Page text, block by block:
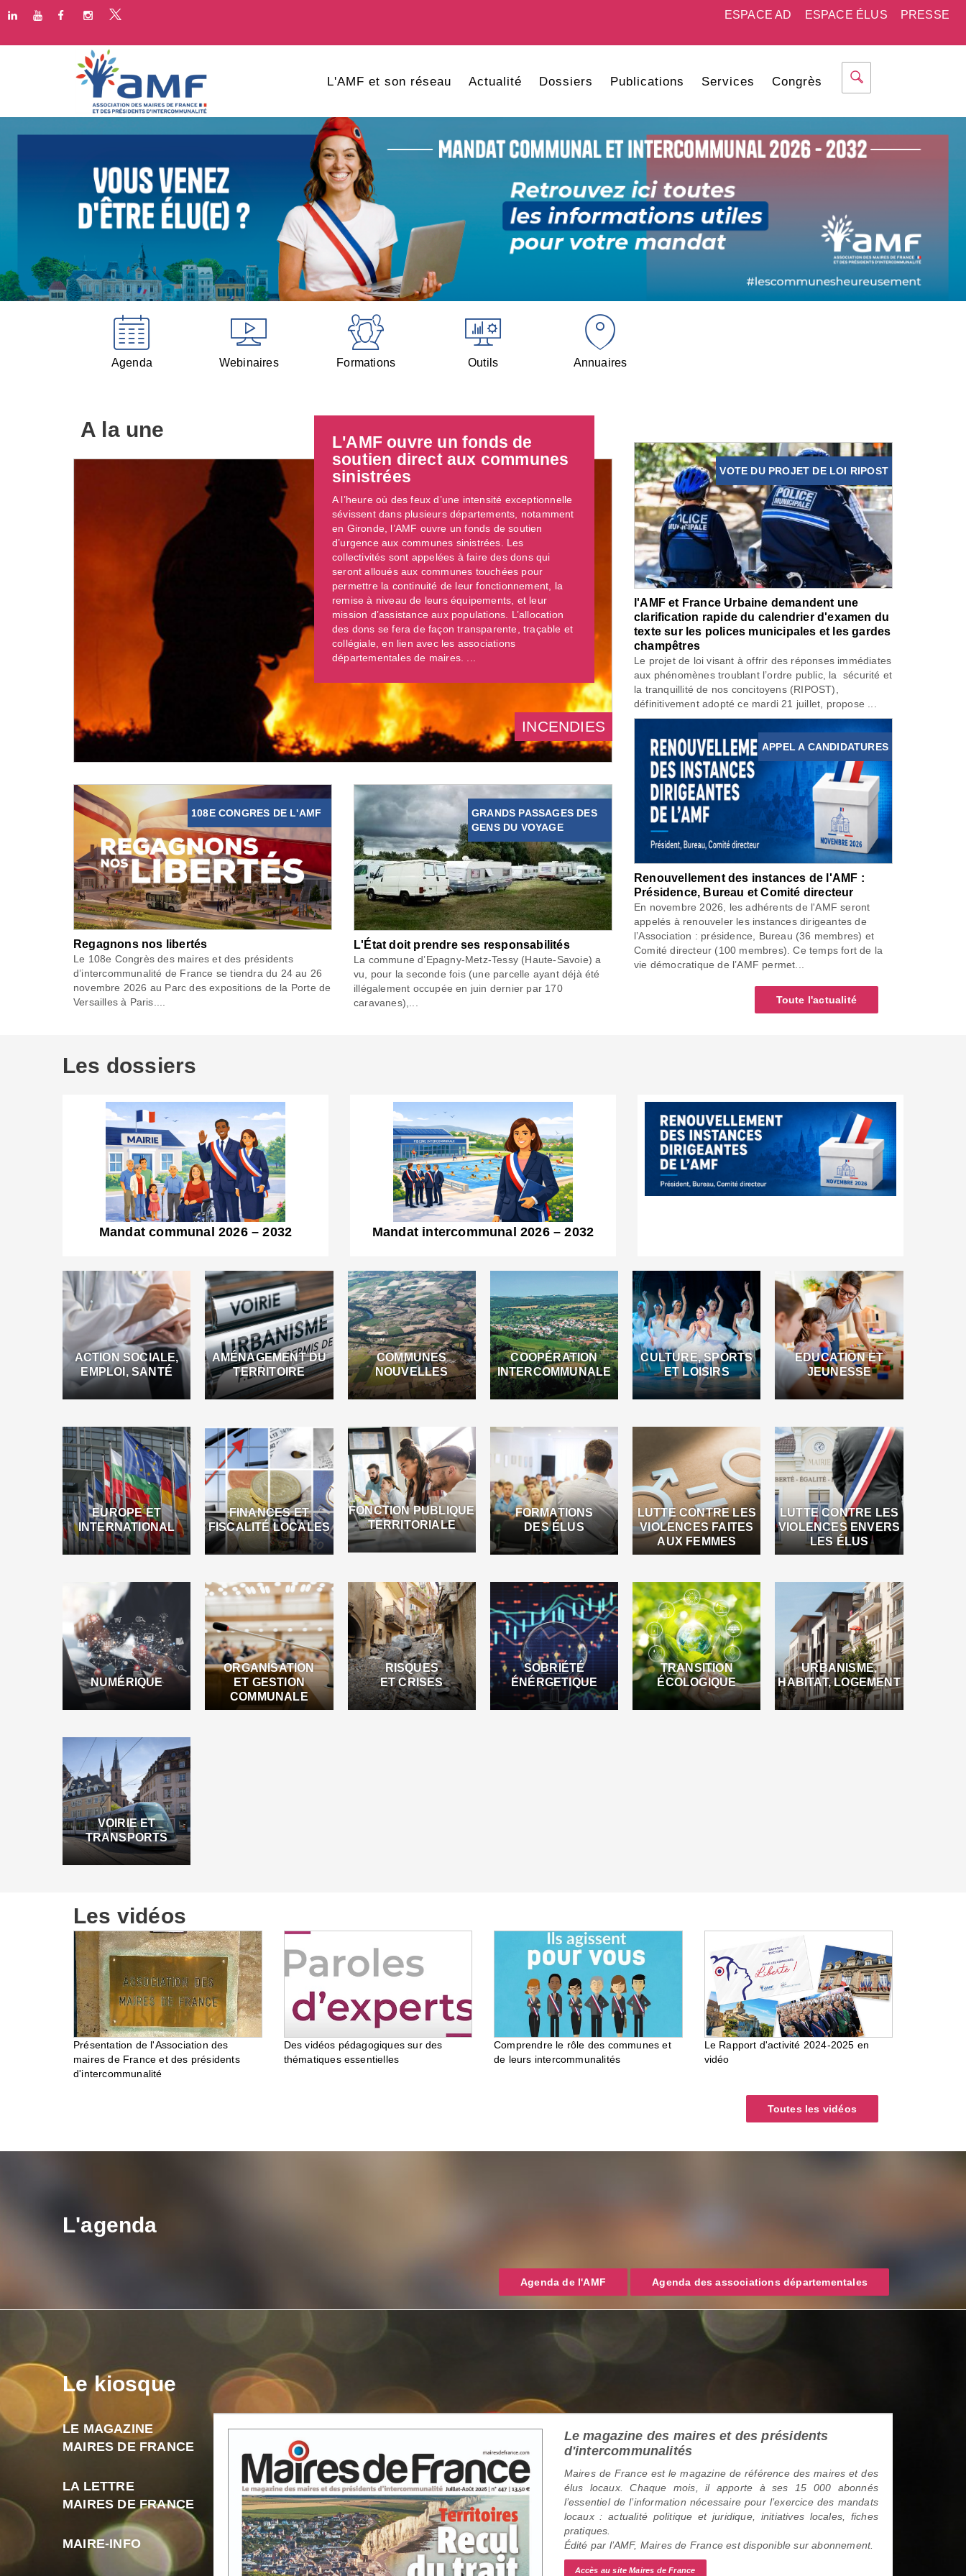
PRESSE
ESPACE ÉLUS
ESPACE AD
L'AMF et son réseau Actualité Dossiers Publications Services Congrès
Agenda Webinaires Formations Outils Annuaires
A la une
L'AMF ouvre un fonds de
soutien direct aux communes
sinistrées
A l’heure où des feux d’une intensité exceptionnelle
sévissent dans plusieurs départements, notamment
en Gironde, l’AMF ouvre un fonds de soutien
d’urgence aux communes sinistrées. Les
collectivités sont appelées à faire des dons qui
seront alloués aux communes touchées pour
permettre la continuité de leur fonctionnement, la
remise à niveau de leurs équipements, et leur
mission d’assistance aux populations. L’allocation
des dons se fera de façon transparente, traçable et
collégiale, en lien avec les associations
départementales de maires. ...
INCENDIES
108E CONGRES DE L'AMF
Regagnons nos libertés
Le 108e Congrès des maires et des présidents
d’intercommunalité de France se tiendra du 24 au 26
novembre 2026 au Parc des expositions de la Porte de
Versailles à Paris....
GRANDS PASSAGES DES
GENS DU VOYAGE
L'État doit prendre ses responsabilités
La commune d’Epagny-Metz-Tessy (Haute-Savoie) a
vu, pour la seconde fois (une parcelle ayant déjà été
illégalement occupée en juin dernier par 170
caravanes),...
VOTE DU PROJET DE LOI RIPOST
l'AMF et France Urbaine demandent une
clarification rapide du calendrier d'examen du
texte sur les polices municipales et les gardes
champêtres
Le projet de loi visant à offrir des réponses immédiates
aux phénomènes troublant l’ordre public, la sécurité et
la tranquillité de nos concitoyens (RIPOST),
définitivement adopté ce mardi 21 juillet, propose ...
APPEL A CANDIDATURES
Renouvellement des instances de l'AMF :
Présidence, Bureau et Comité directeur
En novembre 2026, les adhérents de l'AMF seront
appelés à renouveler les instances dirigeantes de
l’Association : présidence, Bureau (36 membres) et
Comité directeur (100 membres). Ce temps fort de la
vie démocratique de l’AMF permet...
Toute l'actualité
Les dossiers
Mandat communal 2026 – 2032 Mandat intercommunal 2026 – 2032
ACTION SOCIALE,
EMPLOI, SANTÉ
AMÉNAGEMENT DU
TERRITOIRE
COMMUNES
NOUVELLES
COOPÉRATION
INTERCOMMUNALE
CULTURE, SPORTS
ET LOISIRS
EDUCATION ET
JEUNESSE
EUROPE ET
INTERNATIONAL
FINANCES ET
FISCALITÉ LOCALES
FONCTION PUBLIQUE
TERRITORIALE
FORMATIONS
DES ÉLUS
LUTTE CONTRE LES
VIOLENCES FAITES
AUX FEMMES
LUTTE CONTRE LES
VIOLENCES ENVERS
LES ÉLUS
NUMÉRIQUE
ORGANISATION
ET GESTION
COMMUNALE
RISQUES
ET CRISES
SOBRIÉTÉ
ÉNÉRGETIQUE
TRANSITION
ÉCOLOGIQUE
URBANISME,
HABITAT, LOGEMENT
VOIRIE ET
TRANSPORTS
Les vidéos
Présentation de l'Association des
maires de France et des présidents
d'intercommunalité
Des vidéos pédagogiques sur des
thématiques essentielles
Comprendre le rôle des communes et
de leurs intercommunalités
Le Rapport d'activité 2024-2025 en
vidéo
Toutes les vidéos
L'agenda
Agenda de l'AMF Agenda des associations départementales
Le kiosque
LE MAGAZINE
MAIRES DE FRANCE
LA LETTRE
MAIRES DE FRANCE
MAIRE-INFO
Le magazine des maires et des présidents
d'intercommunalités
Maires de France est le magazine de référence des maires et des
élus locaux. Chaque mois, il apporte à ses 15 000 abonnés
l’essentiel de l’information nécessaire pour l’exercice des mandats
locaux : actualité politique et juridique, initiatives locales, fiches
pratiques.
Édité par l’AMF, Maires de France est disponible sur abonnement.
Accès au site Maires de France